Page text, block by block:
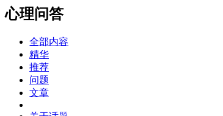
心理问答
全部内容
精华
推荐
问题
文章